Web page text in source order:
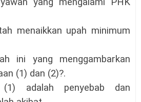
upah minimum
ini yang menggambarkan
(1) dan (2)?.
(1) adalah penyebab dan